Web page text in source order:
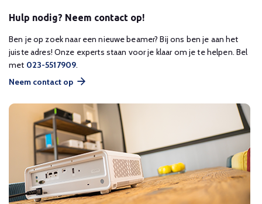
Hulp nodig? Neem contact op!
Ben je op zoek naar een nieuwe beamer? Bij ons ben je aan het
juiste adres! Onze experts staan voor je klaar om je te helpen. Bel
met 023-5517909.
Neem contact op